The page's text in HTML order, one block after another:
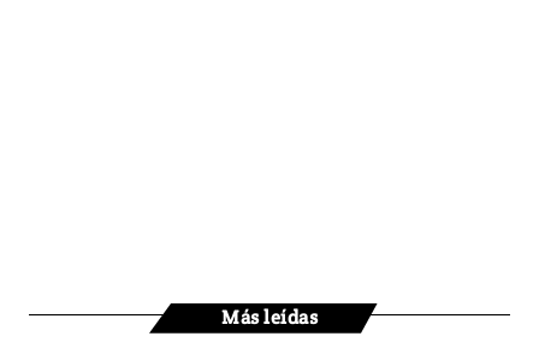
Más leídas